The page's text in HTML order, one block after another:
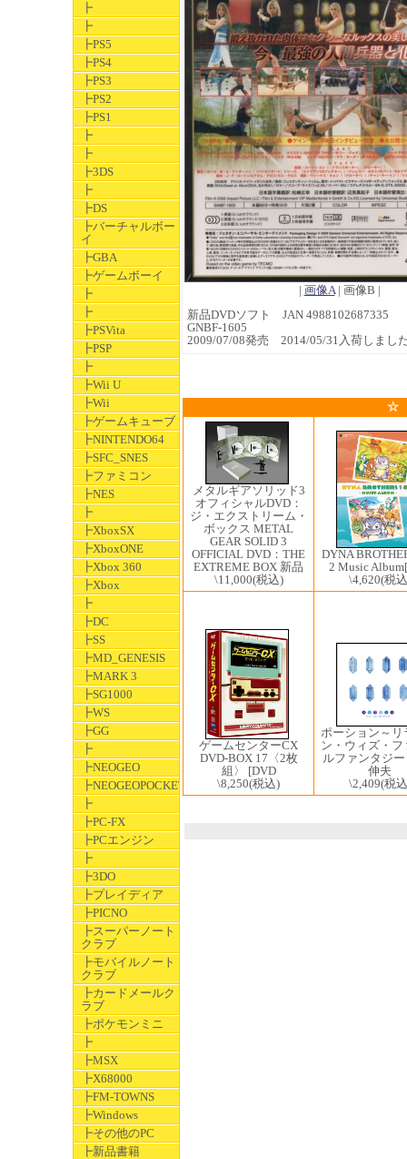
┣
┣
┣PS5
┣PS4
┣PS3
┣PS2
┣PS1
┣
┣
┣3DS
┣
┣DS
┣バーチャルボー
イ
┣GBA
┣ゲームボーイ
┣
┣
┣PSVita
┣PSP
┣
┣Wii U
┣Wii
┣ゲームキューブ
┣NINTENDO64
┣SFC_SNES
┣ファミコン
┣NES
┣
┣XboxSX
┣XboxONE
┣Xbox 360
┣Xbox
┣
┣DC
┣SS
┣MD_GENESIS
┣MARK 3
┣SG1000
┣WS
┣GG
┣
┣NEOGEO
┣NEOGEOPOCKET
┣
┣PC-FX
┣PCエンジン
┣
┣3DO
┣プレイディア
┣PICNO
┣スーパーノート
クラブ
┣モバイルノート
クラブ
┣カードメールク
ラブ
┣ポケモンミニ
┣
┣MSX
┣X68000
┣FM-TOWNS
┣Windows
┣その他のPC
┣新品書籍
| 画像A| 画像B |
新品DVDソフト JAN 4988102687335
GNBF-1605
2009/07/08発売 2014/05/31入荷しまし
☆
メタルギアソリッド3
オフィシャルDVD：
ジ・エクストリーム・
ボックス METAL
GEAR SOLID 3
OFFICIAL DVD：THE
EXTREME BOX 新品
\11,000(税込)
DYNA
2 Music
\4,620(税
ゲームセンターCX
DVD-BOX 17〈2枚
組〉 [DVD
\8,250(税込)
ポーション～リ
ン・ウィズ・フ
ルファンタジ
伸夫
\2,409(税